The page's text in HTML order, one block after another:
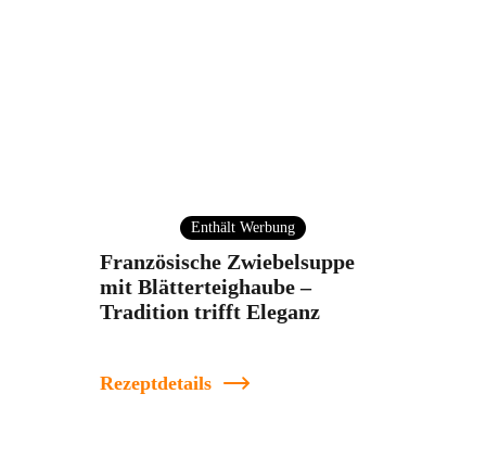
Enthält Werbung
Französische Zwiebelsuppe
mit Blätterteighaube –
Tradition trifft Eleganz
Rezeptdetails